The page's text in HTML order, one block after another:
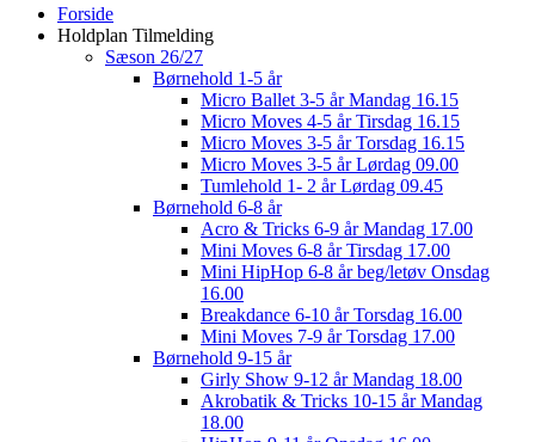
Close
Menu
Forside
Holdplan Tilmelding
Sæson 26/27
Børnehold 1-5 år
Micro Ballet 3-5 år Mandag 16.15
Micro Moves 4-5 år Tirsdag 16.15
Micro Moves 3-5 år Torsdag 16.15
Micro Moves 3-5 år Lørdag 09.00
Tumlehold 1- 2 år Lørdag 09.45
Børnehold 6-8 år
Acro & Tricks 6-9 år Mandag 17.00
Mini Moves 6-8 år Tirsdag 17.00
Mini HipHop 6-8 år beg/letøv Onsdag
16.00
Breakdance 6-10 år Torsdag 16.00
Mini Moves 7-9 år Torsdag 17.00
Børnehold 9-15 år
Girly Show 9-12 år Mandag 18.00
Akrobatik & Tricks 10-15 år Mandag
18.00